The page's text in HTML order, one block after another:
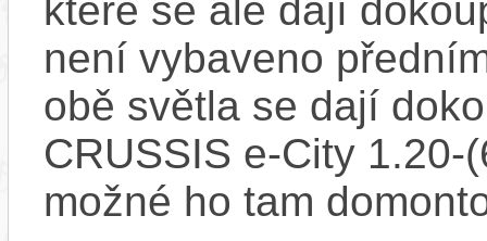
které se ale dají
není vybaveno
obě světla se dají
CRUSSIS e-City
možné ho tam